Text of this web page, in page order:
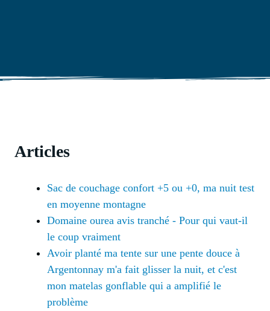
Articles
Sac de couchage confort +5 ou +0, ma nuit test
en moyenne montagne
Domaine ourea avis tranché - Pour qui vaut-il
le coup vraiment
Avoir planté ma tente sur une pente douce à
Argentonnay m'a fait glisser la nuit, et c'est
mon matelas gonflable qui a amplifié le
problème